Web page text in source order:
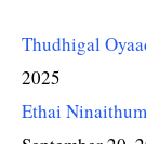
Thudhigal
2025
Ethai